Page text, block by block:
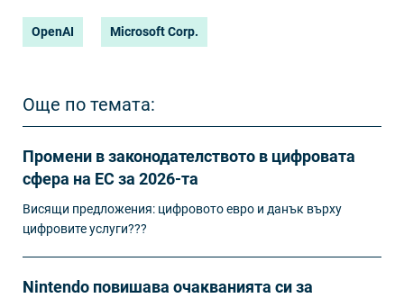
OpenAI Microsoft Corp.
Още по темата:
Промени в законодателството в цифровата
сфера на ЕС за 2026-та
Висящи предложения: цифровото евро и данък върху
цифровите услуги???
Nintendo повишава очакванията си за